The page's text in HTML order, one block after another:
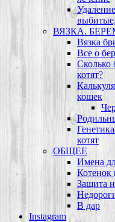
ВЯЗКА.
Вязка
Все о
Сколько
котят?
кошек
котят
ОБЩЕЕ
Имена
Котенок
Защита
В дар
Instagram